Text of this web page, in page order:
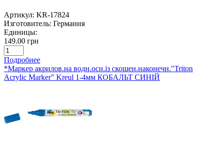
Артикул: KR-17824
Изготовитель: Германия
Единицы:
149.00 грн
Подробнее
*Маркер акрилов.на водн.осн.із скошен.наконечн."Triton
Acrylic Marker" Kreul 1-4мм КОБАЛЬТ СИНІЙ